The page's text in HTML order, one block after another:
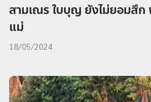
สามเณร ใบบุญ ยังไม่ยอมสึก
แม่
18/05/2024